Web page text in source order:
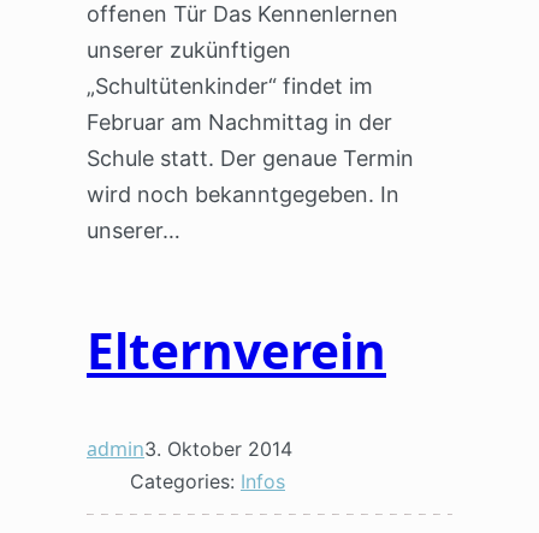
offenen Tür Das Kennenlernen
unserer zukünftigen
„Schultütenkinder“ findet im
Februar am Nachmittag in der
Schule statt. Der genaue Termin
wird noch bekanntgegeben. In
unserer…
Elternverein
admin3. Oktober 2014
Categories: Infos